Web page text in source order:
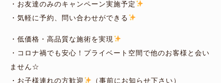
・お友達のみのキャンペーン実施予定
・気軽に予約、問い合わせができる
・低価格・高品質な施術を実現
・コロナ禍でも安心！プライベート空間で他のお客様と会い
ません☆
・お子様連れの方歓迎
（事前にお知らせ下さい）